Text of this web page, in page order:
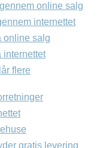
online salg
internettet
online salg
internettet
flere
gratis levering